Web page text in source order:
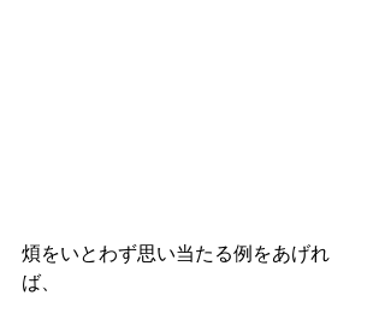
煩をいとわず思い当たる例をあげれ
ば、